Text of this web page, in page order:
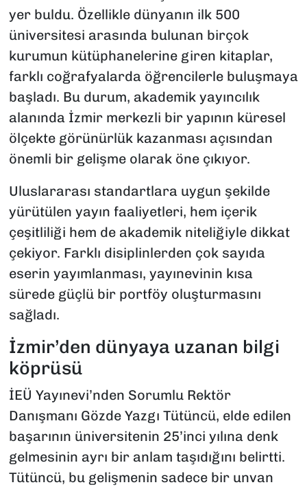
yer buldu. Özellikle dünyanın ilk 500
üniversitesi arasında bulunan birçok
kurumun kütüphanelerine giren kitaplar,
farklı coğrafyalarda öğrencilerle buluşmaya
başladı. Bu durum, akademik yayıncılık
alanında İzmir merkezli bir yapının küresel
ölçekte görünürlük kazanması açısından
önemli bir gelişme olarak öne çıkıyor.
Uluslararası standartlara uygun şekilde
yürütülen yayın faaliyetleri, hem içerik
çeşitliliği hem de akademik niteliğiyle dikkat
çekiyor. Farklı disiplinlerden çok sayıda
eserin yayımlanması, yayınevinin kısa
sürede güçlü bir portföy oluşturmasını
sağladı.
İzmir’den dünyaya uzanan bilgi
köprüsü
İEÜ Yayınevi’nden Sorumlu Rektör
Danışmanı Gözde Yazgı Tütüncü, elde edilen
başarının üniversitenin 25’inci yılına denk
gelmesinin ayrı bir anlam taşıdığını belirtti.
Tütüncü, bu gelişmenin sadece bir unvan